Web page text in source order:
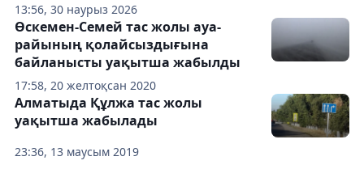
13:56, 30 наурыз 2026
17:58, 20 желтоқсан 2020
Өскемен-Семей тас жолы ауа-
райының қолайсыздығына
байланысты уақытша жабылды
23:36, 13 маусым 2019
Алматыда Құлжа тас жолы
уақытша жабылады